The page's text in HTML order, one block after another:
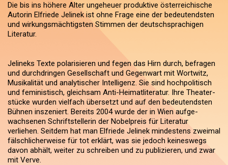
Die bis ins höhere Alter ungeheuer produktive österreichische
Autorin Elfriede Jelinek ist ohne Frage eine der bedeutendsten
und wirkungsmächtigsten Stimmen der deutschsprachigen
Literatur.
Jelineks Texte polarisieren und fegen das Hirn durch, befragen
und durchdringen Gesellschaft und Gegenwart mit Wortwitz,
Musikalität und analytischer Intelligenz. Sie sind hochpolitisch
und feministisch, gleichsam Anti-Heimatliteratur. Ihre Theater-
stücke wurden vielfach übersetzt und auf den bedeutendsten
Bühnen inszeniert. Bereits 2004 wurde der in Wien aufge-
wachsenen Schriftstellerin der Nobelpreis für Literatur
verliehen. Seitdem hat man Elfriede Jelinek mindestens zweimal
fälschlicherweise für tot erklärt, was sie jedoch keineswegs
davon abhält, weiter zu schreiben und zu publizieren, und zwar
mit Verve.